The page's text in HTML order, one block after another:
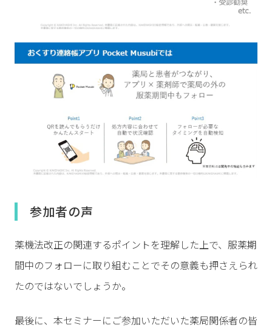
参加者の声
薬機法改正の関連するポイントを理解した上で、服薬期
間中のフォローに取り組むことでその意義も押さえられ
たのではないでしょうか。
最後に、本セミナーにご参加いただいた薬局関係者の皆